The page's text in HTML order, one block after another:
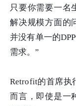
只要你需要一名
解决规模方面的
并没有单一的
需求。”
Retrofit的首席执
而言，即使是一